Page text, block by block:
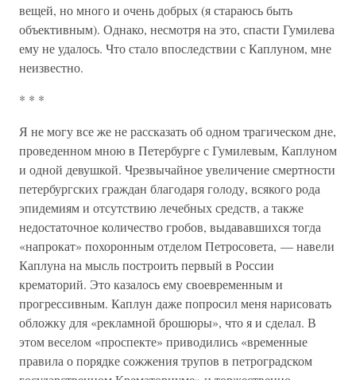
вещей, но много и очень добрых (я стараюсь быть
объективным). Однако, несмотря на это, спасти Гумилева
ему не удалось. Что стало впоследствии с Каплуном, мне
неизвестно.
* * *
Я не могу все же не рассказать об одном трагическом дне,
проведенном мною в Петербурге с Гумилевым, Каплуном
и одной девушкой. Чрезвычайное увеличение смертности
петербургских граждан благодаря голоду, всякого рода
эпидемиям и отсутствию лечебных средств, а также
недостаточное количество гробов, выдававшихся тогда
«напрокат» похоронным отделом Петросовета, — навели
Каплуна на мысль построить первый в России
крематорий. Это казалось ему своевременным и
прогрессивным. Каплун даже попросил меня нарисовать
обложку для «рекламной брошюры», что я и сделал. В
этом веселом «проспекте» приводились «временные
правила о порядке сожжения трупов в петроградском